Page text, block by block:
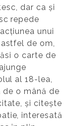
dar ca și
repede
unui
de om,
o carte de
al 18-lea,
o mână de
și citește
interesată